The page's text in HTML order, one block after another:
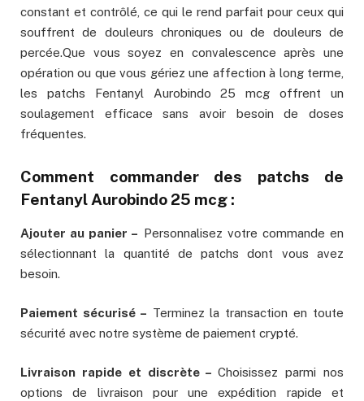
constant et contrôlé, ce qui le rend parfait pour ceux qui
souffrent de douleurs chroniques ou de douleurs de
percée.Que vous soyez en convalescence après une
opération ou que vous gériez une affection à long terme,
les patchs Fentanyl Aurobindo 25 mcg offrent un
soulagement efficace sans avoir besoin de doses
fréquentes.
Comment commander des patchs de
Fentanyl Aurobindo 25 mcg :
Ajouter au panier – Personnalisez votre commande en
sélectionnant la quantité de patchs dont vous avez
besoin.
Paiement sécurisé – Terminez la transaction en toute
sécurité avec notre système de paiement crypté.
Livraison rapide et discrète –Choisissez parmi nos
options de livraison pour une expédition rapide et